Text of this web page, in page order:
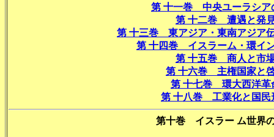
第 十一巻 中央ユーラシア
第 十二巻 遭遇と発
第 十三巻 東アジア・東南アジア
第 十四巻 イスラーム・環イ
第 十五巻 商人と市
第 十六巻 主権国家と
第 十七巻 環大西洋革
第 十八巻 工業化と国民
第十巻 イスラー ム世界